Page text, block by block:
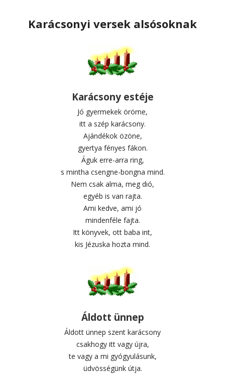
Karácsonyi versek alsósoknak
Karácsony estéje
Jó gyermekek öröme,
itt a szép karácsony.
Ajándékok özöne,
gyertya fényes fákon.
Águk erre-arra ring,
s mintha csengne-bongna mind.
Nem csak alma, meg dió,
egyéb is van rajta.
Ami kedve, ami jó
mindenféle fajta.
Itt könyvek, ott baba int,
kis Jézuska hozta mind.
Áldott ünnep
Áldott ünnep szent karácsony
csakhogy itt vagy újra,
te vagy a mi gyógyulásunk,
üdvösségünk útja.